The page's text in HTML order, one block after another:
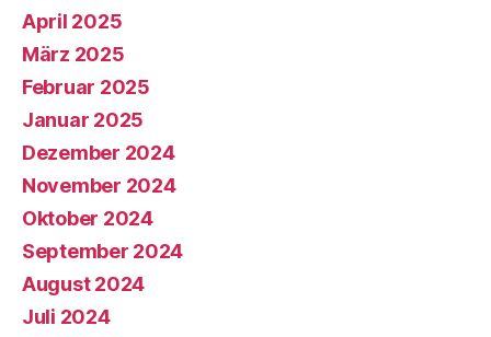
April 2025
März 2025
Februar 2025
Januar 2025
Dezember 2024
November 2024
Oktober 2024
September 2024
August 2024
Juli 2024